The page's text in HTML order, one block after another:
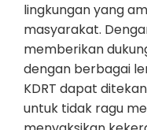
lingkungan yang
masyarakat.
memberikan
dengan berbagai
KDRT dapat
untuk tidak ragu